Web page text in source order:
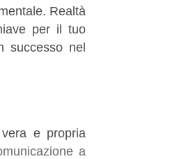
Realtà
per il tuo
successo nel
e propria
a